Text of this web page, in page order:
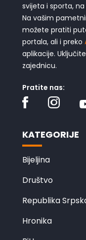
svijeta i sporta,
Na vašim
možete pratiti
portala, ali i preko
aplikacije.
zajednicu.
Pratite nas:
KATEGORIJE
Bijeljina
Društvo
Republika
Hronika